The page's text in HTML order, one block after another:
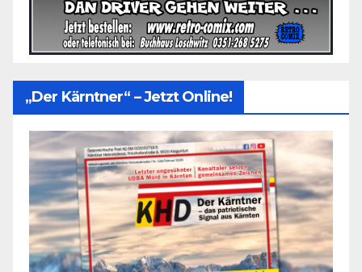
„Der Kärntner“ – Jetzt Online!